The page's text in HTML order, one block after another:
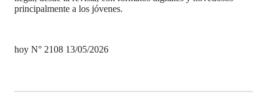
principalmente a los jóvenes.
hoy N° 2108 13/05/2026